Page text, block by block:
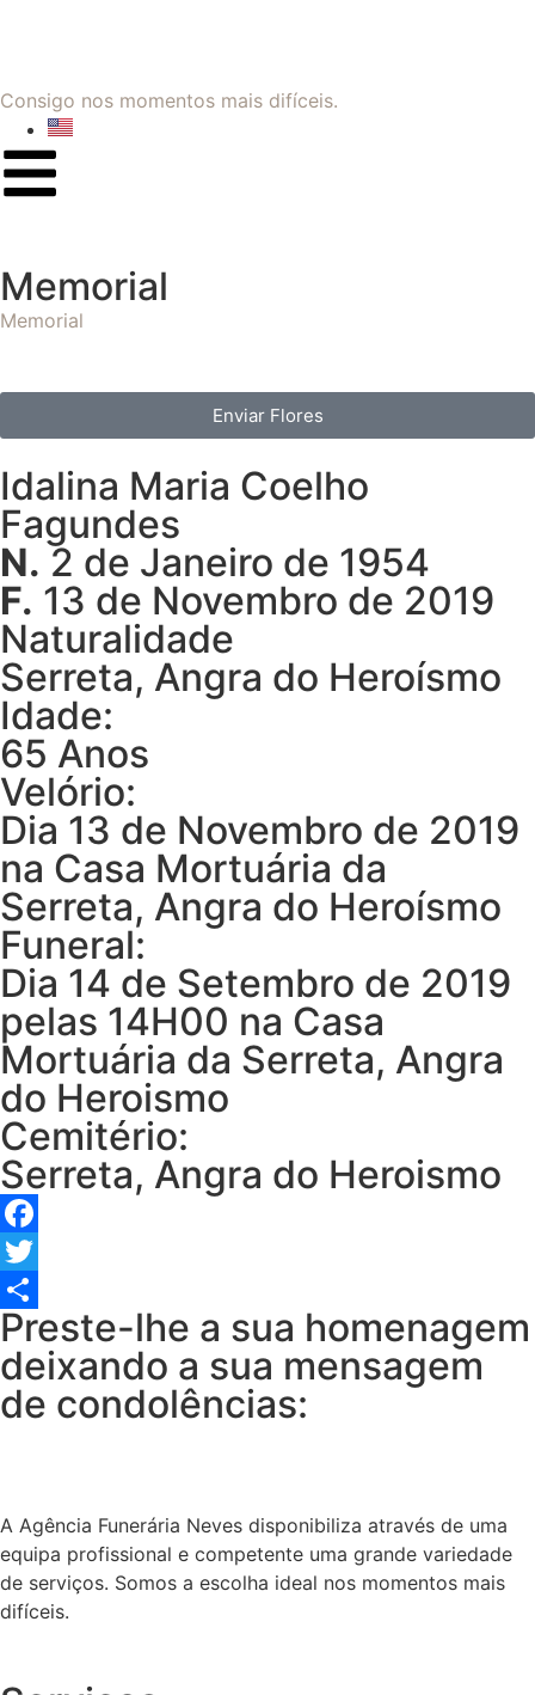
Consigo nos momentos mais difíceis.
Memorial
Memorial
Enviar Flores
Idalina Maria Coelho
Fagundes
N. 2 de Janeiro de 1954
F. 13 de Novembro de 2019
Naturalidade
Serreta, Angra do Heroísmo
Idade:
65 Anos
Velório:
Dia 13 de Novembro de 2019
na Casa Mortuária da
Serreta, Angra do Heroísmo
Funeral:
Dia 14 de Setembro de 2019
pelas 14H00 na Casa
Mortuária da Serreta, Angra
do Heroismo
Cemitério:
Serreta, Angra do Heroismo
Facebook
Twitter
Share
Preste-lhe a sua homenagem
deixando a sua mensagem
de condolências:
A Agência Funerária Neves disponibiliza através de uma
equipa profissional e competente uma grande variedade
de serviços. Somos a escolha ideal nos momentos mais
difíceis.